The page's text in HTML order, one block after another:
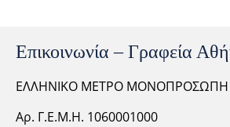
Επικοινωνία – Γραφεία
ΕΛΛΗΝΙΚΟ ΜΕΤΡΟ ΜΟΝΟΠΡΟΣΩΠΗ
Αρ. Γ.Ε.Μ.Η. 1060001000